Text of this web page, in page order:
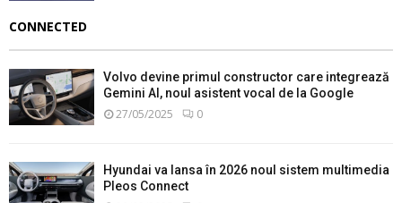
CONNECTED
Volvo devine primul constructor care integrează
Gemini AI, noul asistent vocal de la Google
27/05/2025 0
Hyundai va lansa în 2026 noul sistem multimedia
Pleos Connect